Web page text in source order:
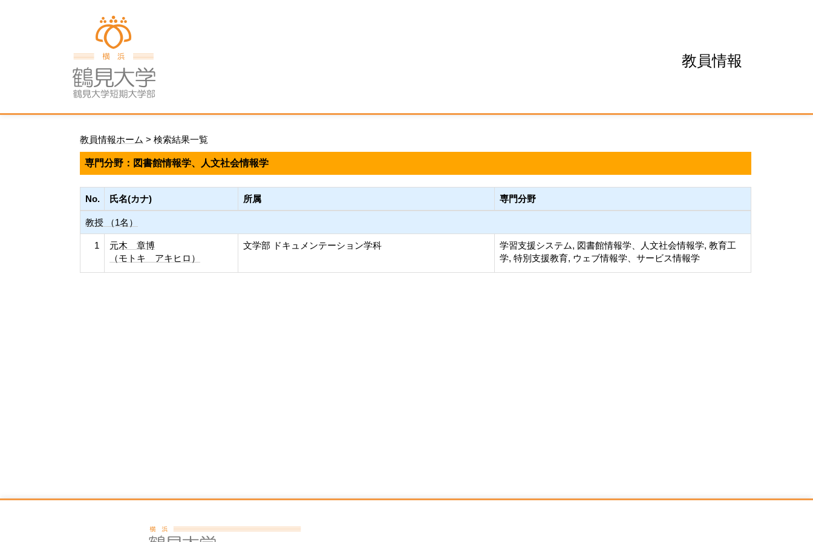
教員情報
教員情報ホーム > 検索結果一覧
専門分野：図書館情報学、人文社会情報学
No. 氏名(カナ) 所属 専門分野
教授 （1名）
1
元木 章博
（モトキ アキヒロ）
文学部 ドキュメンテーション学科
学習支援システム, 図書館情報学、人文社会情報学, 教育工
学, 特別支援教育, ウェブ情報学、サービス情報学